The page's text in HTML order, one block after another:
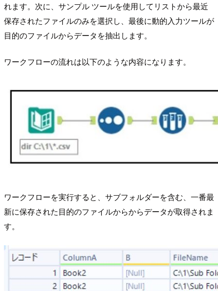
れます。次に、サンプル ツールを使用してリストから最近
保存されたファイルのみを選択し、最後に動的入力ツールが
目的のファイルからデータを抽出します。
ワークフローの流れは以下のような内容になります。
ワークフローを実行すると、サブフォルダーを含む、一番最
新に保存された目的のファイルからからデータが取得されま
す。